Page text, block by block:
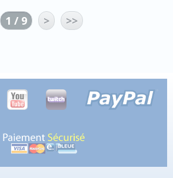
1 / 9 > >>